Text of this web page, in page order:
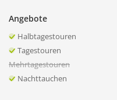
Angebote
Halbtagestouren
Tagestouren
Mehrtagestouren
Nachttauchen